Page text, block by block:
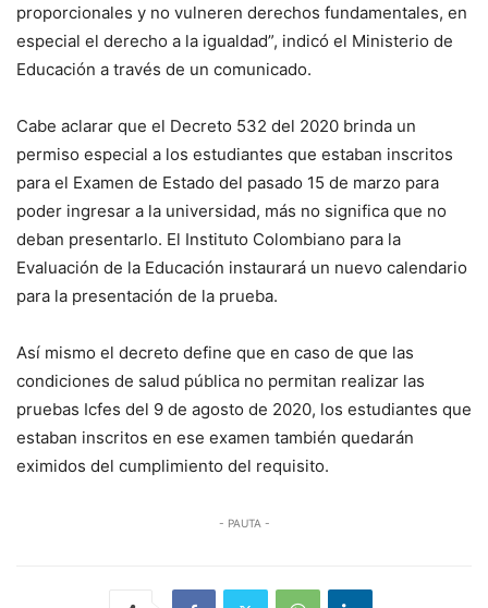
proporcionales y no vulneren derechos fundamentales, en
especial el derecho a la igualdad”, indicó el Ministerio de
Educación a través de un comunicado.
Cabe aclarar que el Decreto 532 del 2020 brinda un
permiso especial a los estudiantes que estaban inscritos
para el Examen de Estado del pasado 15 de marzo para
poder ingresar a la universidad, más no significa que no
deban presentarlo. El Instituto Colombiano para la
Evaluación de la Educación instaurará un nuevo calendario
para la presentación de la prueba.
Así mismo el decreto define que en caso de que las
condiciones de salud pública no permitan realizar las
pruebas Icfes del 9 de agosto de 2020, los estudiantes que
estaban inscritos en ese examen también quedarán
eximidos del cumplimiento del requisito.
- PAUTA -